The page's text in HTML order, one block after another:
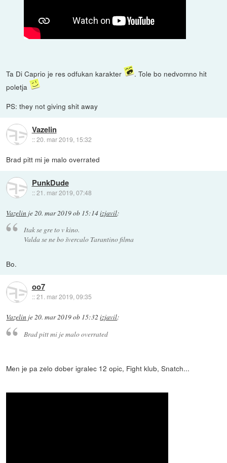
Ta Di Caprio je res odfukan karakter
. Tole bo nedvomno hit
poletja
PS: they not giving shit away
Vazelin
::20. mar 2019, 15:32
Brad pitt mi je malo overrated
PunkDude
::21. mar 2019, 07:48
Vazelin je 20. mar 2019 ob 15:14izjavil:
Itak se gre to v kino.
Valda se ne bo švercalo Tarantino filma
Bo.
oo7
::21. mar 2019, 09:35
Vazelin je20. mar 2019 ob 15:32 izjavil:
Brad pitt mi je malo overrated
Men je pa zelo dober igralec 12 opic, Fight klub, Snatch...